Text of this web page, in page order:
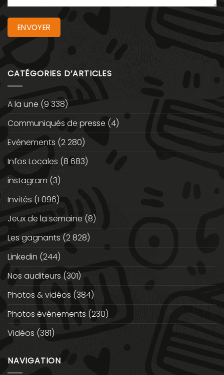
CATÉGORIES D’ARTICLES
A la une (9 338)
Communiqués de presse (4)
Evénements (2 280)
Infos Locales (8 683)
instagram (3)
Invités (1 096)
Jeux de la semaine (8)
Les gagnants (2 828)
Linkedin (244)
Nos auditeurs (301)
Photos & vidéos (384)
Photos événements (230)
Vidéos (381)
NAVIGATION